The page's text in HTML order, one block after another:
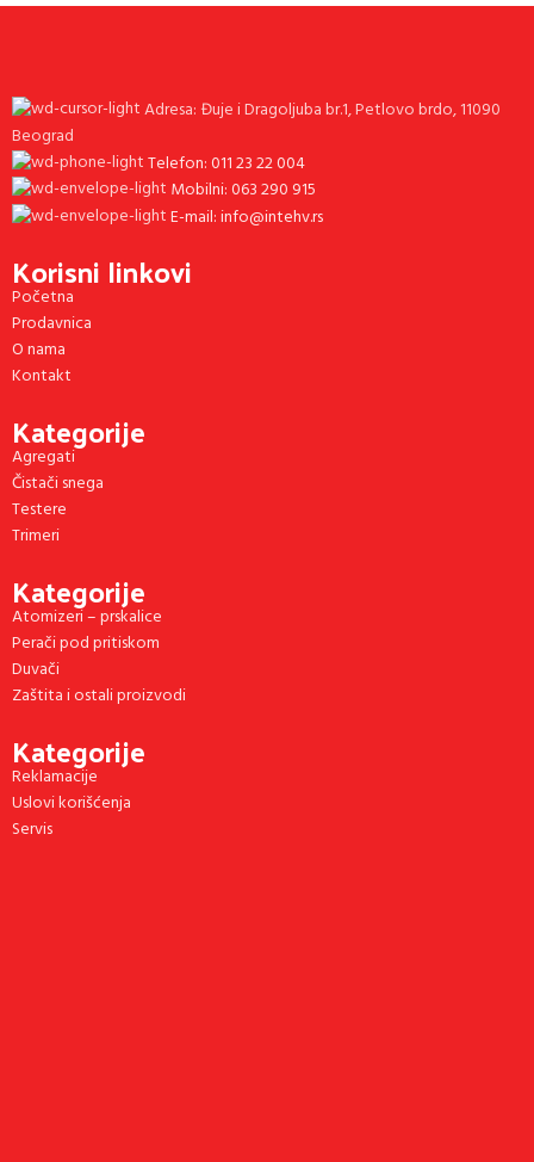
Adresa: Đuje i Dragoljuba br.1, Petlovo brdo, 11090
Beograd
Telefon: 011 23 22 004
Mobilni: 063 290 915
E-mail: info@intehv.rs
Korisni linkovi
Početna
Prodavnica
O nama
Kontakt
Kategorije
Agregati
Čistači snega
Testere
Trimeri
Kategorije
Atomizeri – prskalice
Perači pod pritiskom
Duvači
Zaštita i ostali proizvodi
Kategorije
Reklamacije
Uslovi korišćenja
Servis